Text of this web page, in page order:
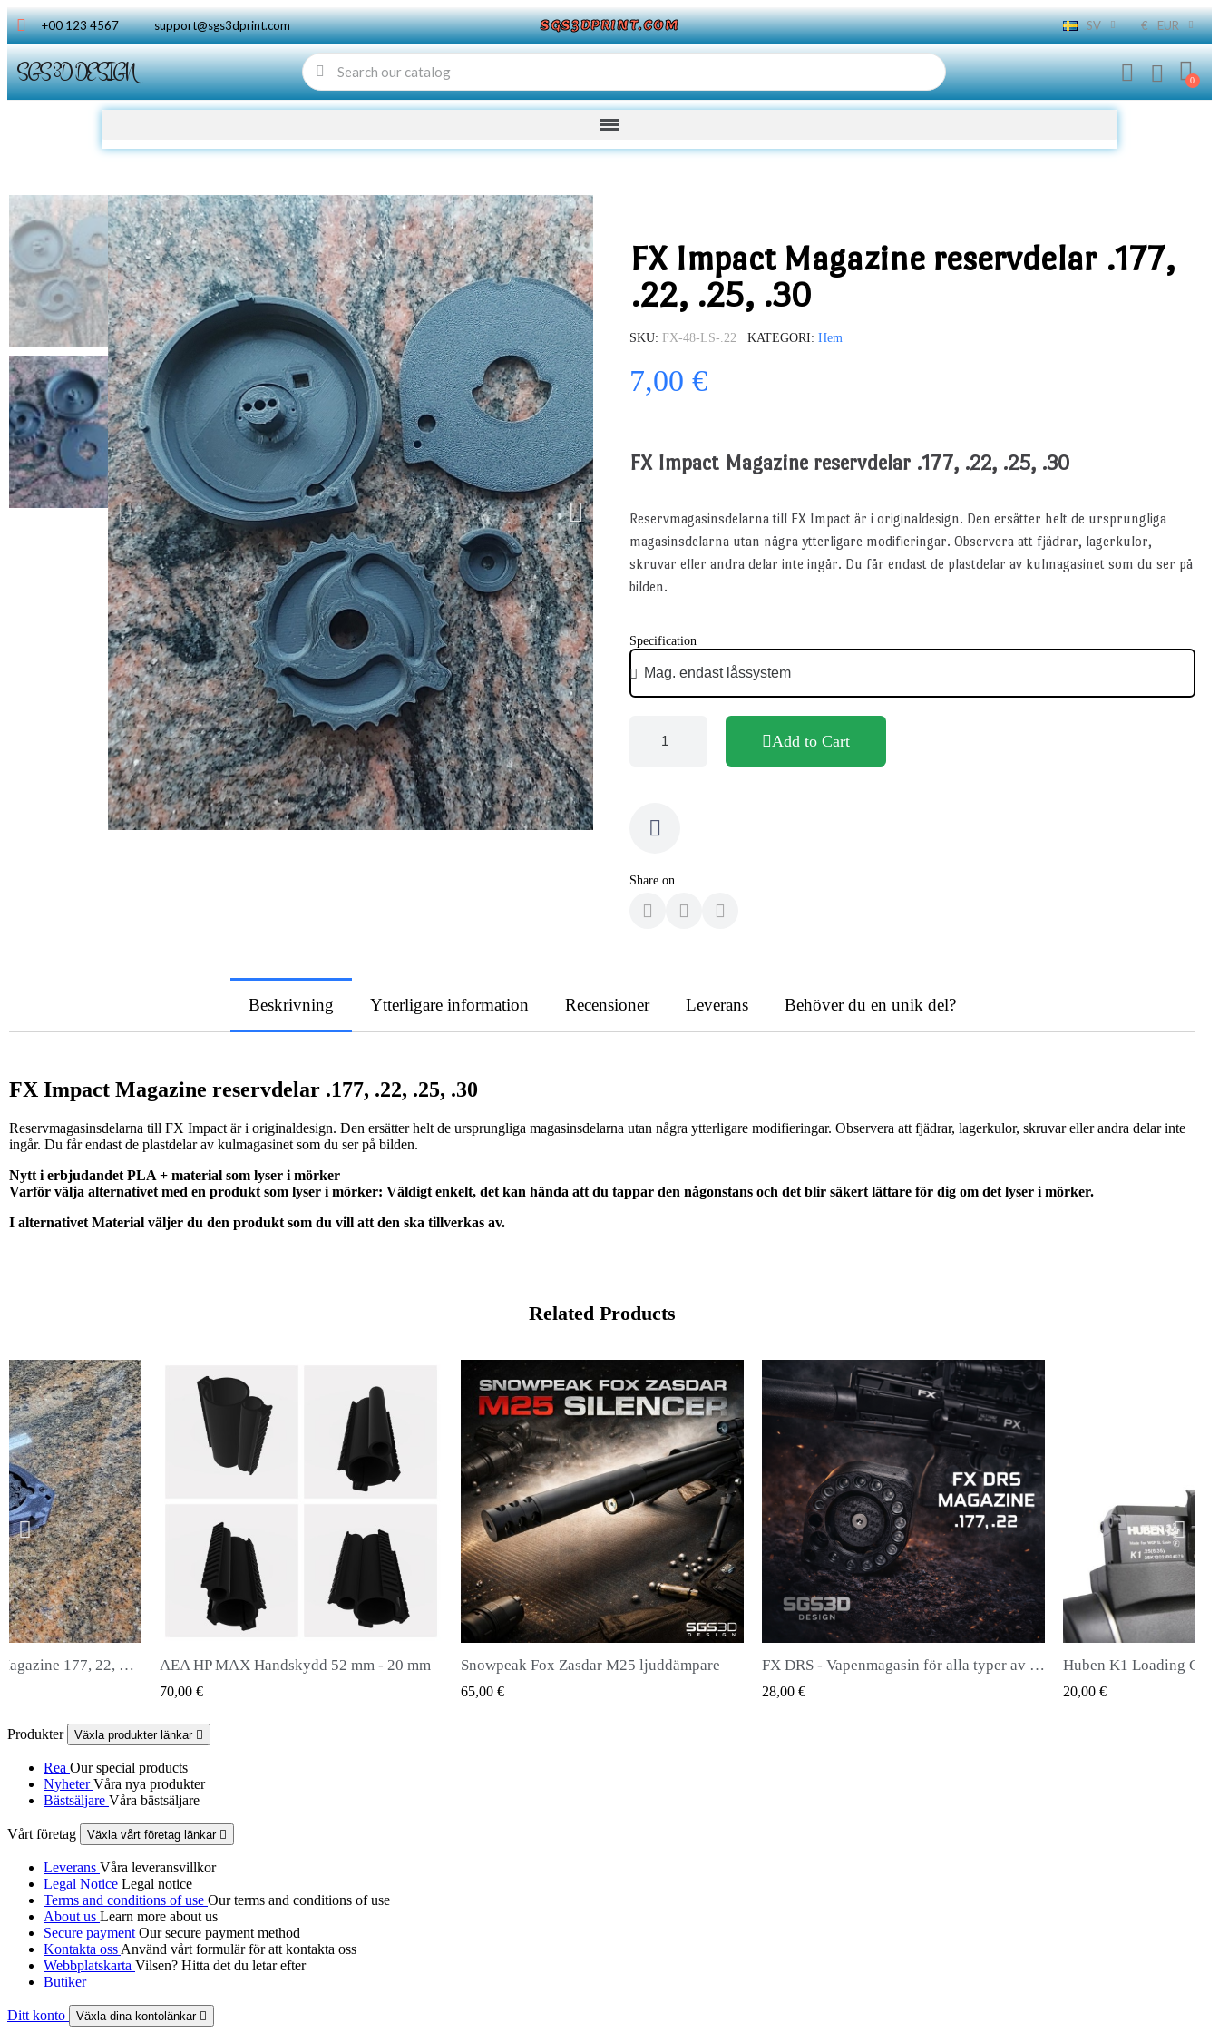
+00 123 4567 support@sgs3dprint.com SGS3DPRINT.COM SV € EUR
SGS 3D DESIGN
FX Impact Magazine reservdelar .177,
.22, .25, .30
SKU FX-48-LS-.22 KATEGORI Hem
7,00 €
FX Impact Magazine reservdelar .177, .22, .25, .30
Reservmagasinsdelarna till FX Impact är i originaldesign. Den ersätter helt de ursprungliga
magasinsdelarna utan några ytterligare modifieringar. Observera att fjädrar, lagerkulor,
skruvar eller andra delar inte ingår. Du får endast de plastdelar av kulmagasinet som du ser på
bilden.
Specification
Add to Cart
Share on
Beskrivning Ytterligare information Recensioner Leverans Behöver du en unik del?
FX Impact Magazine reservdelar .177, .22, .25, .30
Reservmagasinsdelarna till FX Impact är i originaldesign. Den ersätter helt de ursprungliga magasinsdelarna utan några ytterligare modifieringar. Observera att fjädrar, lagerkulor, skruvar eller andra delar inte
ingår. Du får endast de plastdelar av kulmagasinet som du ser på bilden.
Nytt i erbjudandet PLA + material som lyser i mörker
Varför välja alternativet med en produkt som lyser i mörker: Väldigt enkelt, det kan hända att du tappar den någonstans och det blir säkert lättare för dig om det lyser i mörker.
I alternativet Material väljer du den produkt som du vill att den ska tillverkas av.
Related Products
QUICK VIEW52 mm - 20 mm QUICK VIEW
Snowpeak Fox Zasdar M25 ljuddämpare
65,00 €
QUICK VIEW FX DRS - Vapenmagasin för alla typer av kulor
28,00 €
QUICK VIEW Huben K1 Loading Gate (senaste generationen)
20,00 € 28,00 €
Produkter Växla produkter länkar 
Rea Our special products
NyheterVåra nya produkter
Bästsäljare Våra bästsäljare
Vårt företag Växla vårt företag länkar 
Leverans Våra leveransvillkor
Legal Notice Legal notice
Terms and conditions of use Our terms and conditions of use
About us Learn more about us
Secure payment Our secure payment method
Kontakta oss Använd vårt formulär för att kontakta oss
Webbplatskarta Vilsen? Hitta det du letar efter
Butiker
Ditt konto Växla dina kontolänkar 